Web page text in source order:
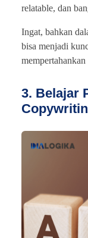
relatable, dan
Ingat, bahkan
bisa menjadi
3. Belajar